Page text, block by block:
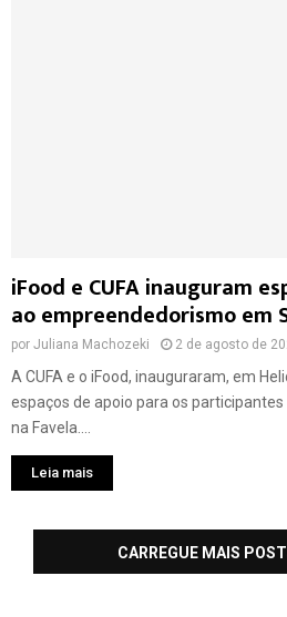
iFood e CUFA inauguram
ao empreendedorismo em
por Juliana Machozeki 2 de agosto de
A CUFA e o iFood, inauguraram, em
espaços de apoio para os
na Favela....
Leia mais
CARREGUE MAIS